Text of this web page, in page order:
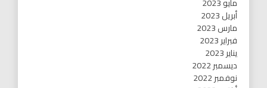
مايو 2023
أبريل 2023
مارس 2023
فبراير 2023
يناير 2023
ديسمبر 2022
نوفمبر 2022